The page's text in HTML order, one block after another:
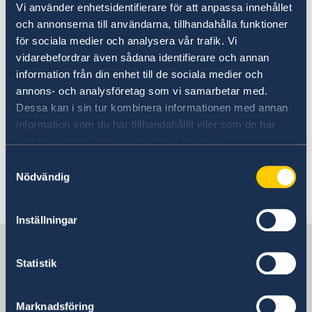
Vi använder enhetsidentifierare för att anpassa innehållet
och annonserna till användarna, tillhandahålla funktioner
för sociala medier och analysera vår trafik. Vi
vidarebefordrar även sådana identifierare och annan
information från din enhet till de sociala medier och
annons- och analysföretag som vi samarbetar med.
Dessa kan i sin tur kombinera informationen med annan
information som du har tillhandahållit eller som de har
Nödvändig
Inställningar
Statistik
Marknadsföring
UD:s reseinformation på
regeringen.se
Ladda ner appen UD Resklar
Ladda ner UD Resklar på Google Play
Ladda ner UD Resklar på iTunes
UD Resklar på X